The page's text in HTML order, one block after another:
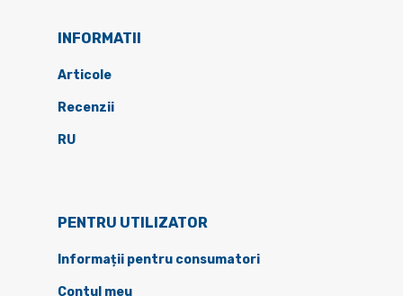
INFORMATII
Articole
Recenzii
RU
PENTRU UTILIZATOR
Informații pentru consumatori
Contul meu